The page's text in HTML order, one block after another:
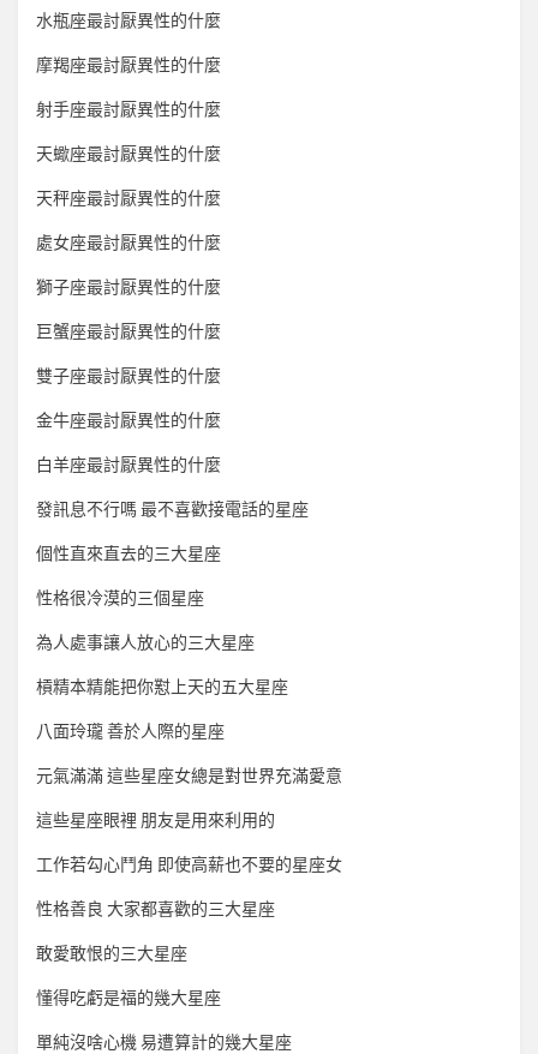
水瓶座最討厭異性的什麼
摩羯座最討厭異性的什麼
射手座最討厭異性的什麼
天蠍座最討厭異性的什麼
天秤座最討厭異性的什麼
處女座最討厭異性的什麼
獅子座最討厭異性的什麼
巨蟹座最討厭異性的什麼
雙子座最討厭異性的什麼
金牛座最討厭異性的什麼
白羊座最討厭異性的什麼
發訊息不行嗎 最不喜歡接電話的星座
個性直來直去的三大星座
性格很冷漠的三個星座
為人處事讓人放心的三大星座
槓精本精能把你懟上天的五大星座
八面玲瓏 善於人際的星座
元氣滿滿 這些星座女總是對世界充滿愛意
這些星座眼裡 朋友是用來利用的
工作若勾心鬥角 即使高薪也不要的星座女
性格善良 大家都喜歡的三大星座
敢愛敢恨的三大星座
懂得吃虧是福的幾大星座
單純沒啥心機 易遭算計的幾大星座